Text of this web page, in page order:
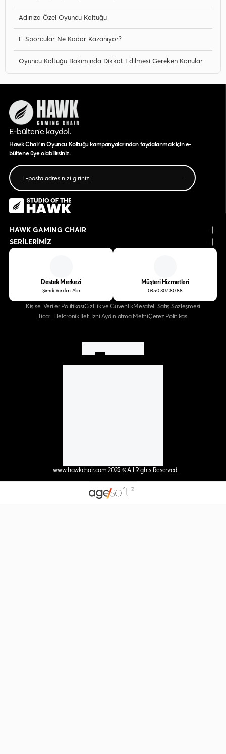
Adınıza Özel Oyuncu Koltuğu
E-Sporcular Ne Kadar Kazanıyor?
Oyuncu Koltuğu Bakımında Dikkat Edilmesi Gereken Konular
E-bülten’e kaydol.
Hawk Chair'ın Oyuncu Koltuğu kampanyalarından faydalanmak için e-
bültene üye olabilirsiniz.
HAWK GAMING CHAIR
SERİLERİMİZ
Destek Merkezi
Şimdi Yardım Alın
Müşteri Hizmetleri
0850 302 80 88
Kişisel Veriler PolitikasıGizlilik ve GüvenlikMesafeli Satış Sözleşmesi
Ticari Elektronik İleti İzni Aydınlatma MetniÇerez Politikası
www.hawkchair.com 2025 © All Rights Reserved.